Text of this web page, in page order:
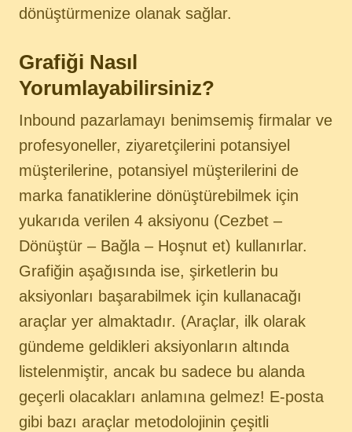
dönüştürmenize olanak sağlar.
Grafiği Nasıl
Yorumlayabilirsiniz?
Inbound pazarlamayı benimsemiş firmalar ve
profesyoneller, ziyaretçilerini potansiyel
müşterilerine, potansiyel müşterilerini de
marka fanatiklerine dönüştürebilmek için
yukarıda verilen 4 aksiyonu (Cezbet –
Dönüştür – Bağla – Hoşnut et) kullanırlar.
Grafiğin aşağısında ise, şirketlerin bu
aksiyonları başarabilmek için kullanacağı
araçlar yer almaktadır. (Araçlar, ilk olarak
gündeme geldikleri aksiyonların altında
listelenmiştir, ancak bu sadece bu alanda
geçerli olacakları anlamına gelmez! E-posta
gibi bazı araçlar metodolojinin çeşitli